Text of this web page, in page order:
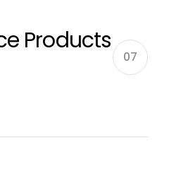
Products
07